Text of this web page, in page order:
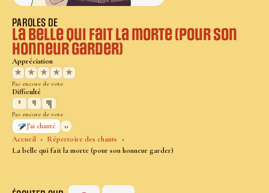
Accueil
Répertoire des chants
La belle qui fait la morte (pour son honneur garder)
PAROLES DE
La belle qui fait la morte (pour son
honneur garder)
Appréciation
★
★ ★ ★ ★
Pas encore de vote
Difficulté
Pas encore de vote
J’ai chanté
0